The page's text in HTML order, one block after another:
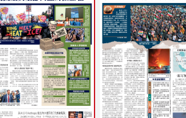
A19：經濟
A20：港聞
A21：港聞
A22：港聞